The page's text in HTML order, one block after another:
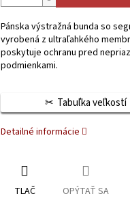
Pánska výstražná bunda so
vyrobená z ultraľahkého
poskytuje ochranu pred
podmienkami.
Tabuľka veľkostí
Detailné informácie
TLAČ OPÝTAŤ SA